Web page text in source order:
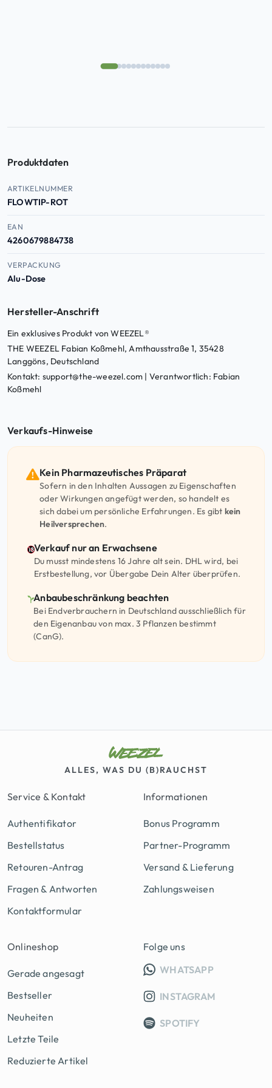
Produktdaten
Produktdaten — Artikelnummer, EAN, ASIN
ARTIKELNUMMER
FLOWTIP-ROT
EAN
4260679884738
VERPACKUNG
Alu-Dose
Hersteller-Anschrift
Ein exklusives Produkt von WEEZEL®
THE WEEZEL Fabian Koßmehl, Amthausstraße 1, 35428
Langgöns, Deutschland
Kontakt: support@the-weezel.com | Verantwortlich: Fabian
Koßmehl
Verkaufs-Hinweise
Kein Pharmazeutisches Präparat
Sofern in den Inhalten Aussagen zu Eigenschaften
oder Wirkungen angefügt werden, so handelt es
sich dabei um persönliche Erfahrungen. Es gibt kein
Heilversprechen.
Verkauf nur an Erwachsene
Du musst mindestens 16 Jahre alt sein. DHL wird, bei
Erstbestellung, vor Übergabe Dein Alter überprüfen.
Anbaubeschränkung beachten
Bei Endverbrauchern in Deutschland ausschließlich für
den Eigenanbau von max. 3 Pflanzen bestimmt
(CanG).
ALLES, WAS DU (B)RAUCHST
Service & Kontakt
Authentifikator
Bestellstatus
Retouren-Antrag
Fragen & Antworten
Kontaktformular
Informationen
Bonus Programm
Partner-Programm
Versand & Lieferung
Zahlungsweisen
Onlineshop
Gerade angesagt
Bestseller
Neuheiten
Letzte Teile
Reduzierte Artikel
Folge uns
WHATSAPPINFO
INSTAGRAM
SPOTIFY